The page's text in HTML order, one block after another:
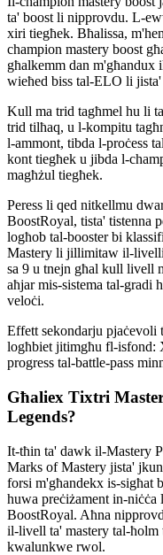
ta' boost li nipprovdu. L-
xiri tiegħek. Bħalissa,
champion mastery boost
għalkemm dan m'għandux
wieħed biss tal-ELO li
Kull ma trid tagħmel hu li
trid tilħaq, u l-kompitu
l-ammont, tibda l-proċess
kont tiegħek u jibda l-
magħżul tiegħek.
Peress li qed nitkellmu
BoostRoyal, tista' tistenna
logħob tal-booster bi
Mastery li jillimitaw il-
sa 9 u tnejn għal kull
aħjar mis-sistema tal-gradi
veloċi.
Effett sekondarju
logħbiet jitimgħu fl-isfond:
progress tal-battle-pass
Għaliex Tixtri
Legends?
It-tħin ta' dawk il-Mastery
Marks of Mastery jista'
forsi m'għandekx is-sigħat
huwa preċiżament in-
BoostRoyal. Aħna
il-livell ta' mastery tal-
kwalunkwe rwol.